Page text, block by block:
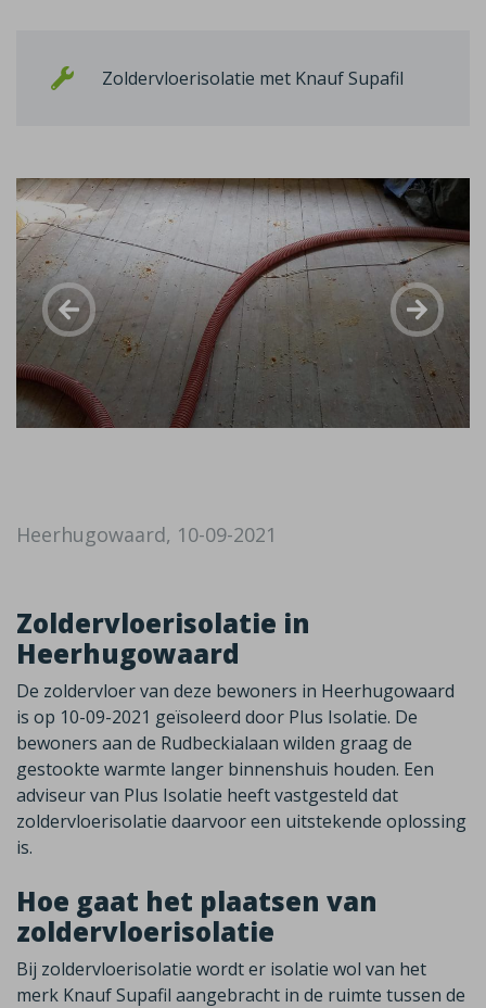
Zoldervloerisolatie met Knauf Supafil
Heerhugowaard, 10-09-2021
Zoldervloerisolatie in
Heerhugowaard
De zoldervloer van deze bewoners in Heerhugowaard
is op 10-09-2021 geïsoleerd door Plus Isolatie. De
bewoners aan de Rudbeckialaan wilden graag de
gestookte warmte langer binnenshuis houden. Een
adviseur van Plus Isolatie heeft vastgesteld dat
zoldervloerisolatie daarvoor een uitstekende oplossing
is.
Hoe gaat het plaatsen van
zoldervloerisolatie
Bij zoldervloerisolatie wordt er isolatie wol van het
merk Knauf Supafil aangebracht in de ruimte tussen de